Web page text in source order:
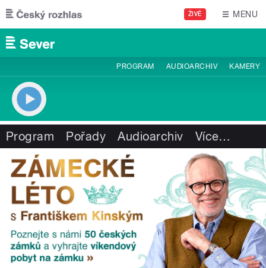
Přejít k hlavnímu obsahu
ŽIVĚ MENU
PROGRAM AUDIOARCHIV KAMERY
Program Pořady Audioarchiv Více…